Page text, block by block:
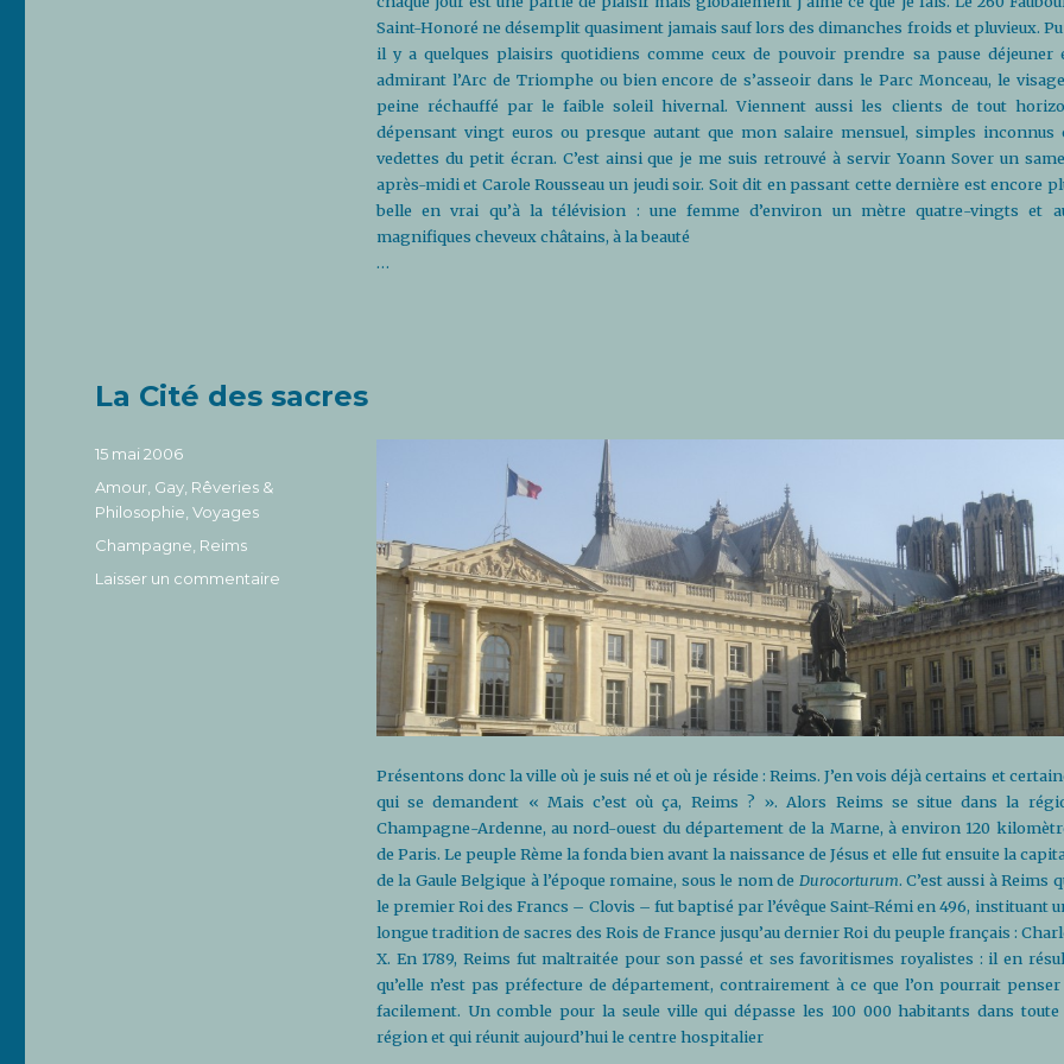
Saint-Honoré ne désemplit quasiment jamais sauf lors des dimanches froids et pluvieux.
il y a quelques plaisirs quotidiens comme ceux de pouvoir prendre sa pause déjeuner
admirant l’Arc de Triomphe ou bien encore de s’asseoir dans le Parc Monceau, le
peine réchauffé par le faible soleil hivernal. Viennent aussi les clients de tout
dépensant vingt euros ou presque autant que mon salaire mensuel, simples inconnus
vedettes du petit écran. C’est ainsi que je me suis retrouvé à servir Yoann Sover un
après-midi et Carole Rousseau un jeudi soir. Soit dit en passant cette dernière est encore
belle en vrai qu’à la télévision : une femme d’environ un mètre quatre-vingts et
magnifiques cheveux châtains, à la beauté
…
La Cité des sacres
Présentons donc la ville où je suis né et où je réside : Reims. J’en vois déjà certains et
qui se demandent « Mais c’est où ça, Reims ? ». Alors Reims se situe dans la
Champagne-Ardenne, au nord-ouest du département de la Marne, à environ 120
de Paris. Le peuple Rème la fonda bien avant la naissance de Jésus et elle fut ensuite la
de la Gaule Belgique à l’époque romaine, sous le nom de Durocorturum. C’est aussi à Reims
le premier Roi des Francs – Clovis – fut baptisé par l’évêque Saint-Rémi en 496, instituant
longue tradition de sacres des Rois de France jusqu’au dernier Roi du peuple français :
X. En 1789, Reims fut maltraitée pour son passé et ses favoritismes royalistes : il en
qu’elle n’est pas préfecture de département, contrairement à ce que l’on pourrait
facilement. Un comble pour la seule ville qui dépasse les 100 000 habitants dans toute
région et qui réunit aujourd’hui le centre hospitalier
Publié
15 mai 2006
Catégories
Amour Gay Rêveries &
Philosophie ,Voyages
Étiquettes
Champagne Reims
Laisser un commentaire